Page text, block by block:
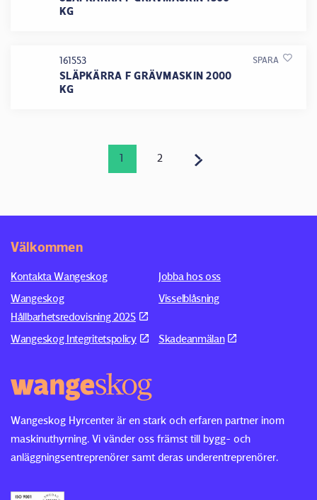
KG
161553
SLÄPKÄRRA F GRÄVMASKIN 2000
KG
SPARA
1 2
Wangeskog Hyrcenter är en stark och erfaren partner inom
maskinuthyrning. Vi vänder oss främst till bygg- och
anläggningsentreprenörer samt deras underentreprenörer.
Välkommen
Kontakta Wangeskog
Jobba hos oss
Wangeskog
Hållbarhetsredovisning 2025
Visselblåsning
Wangeskog Integritetspolicy Skadeanmälan